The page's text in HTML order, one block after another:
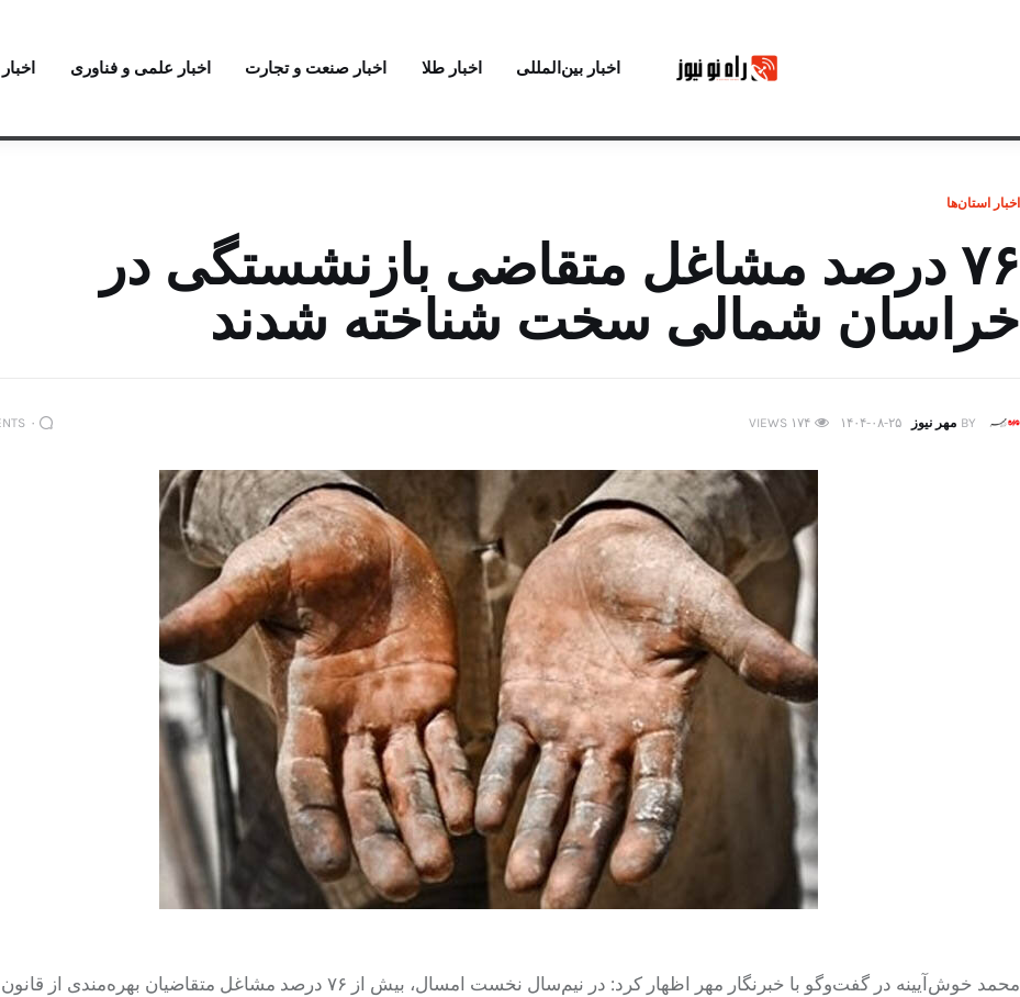
اخبار بین‌المللی اخبار طلا اخبار صنعت و تجارت اخبار علمی و فناوری
اخبار استان‌ها
۷۶ درصد مشاغل متقاضی بازنشستگی در
خراسان شمالی سخت شناخته شدند
BY مهر نیوز ۱۴۰۴-۰۸-۲۵ ۱۷۴ VIEWS ۰
محمد خوش‌آیینه در گفت‌وگو با خبرنگار مهر اظهار کرد: در نیم‌سال نخست امسال، بیش از ۷۶ درصد مشاغل متقاضیان بهره‌مندی از قانون